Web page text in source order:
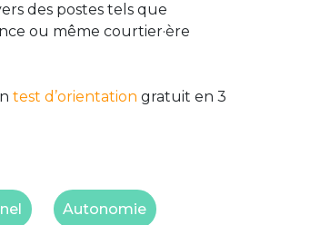
des postes tels que
ou même courtier·ère
test d’orientation gratuit en 3
Autonomie